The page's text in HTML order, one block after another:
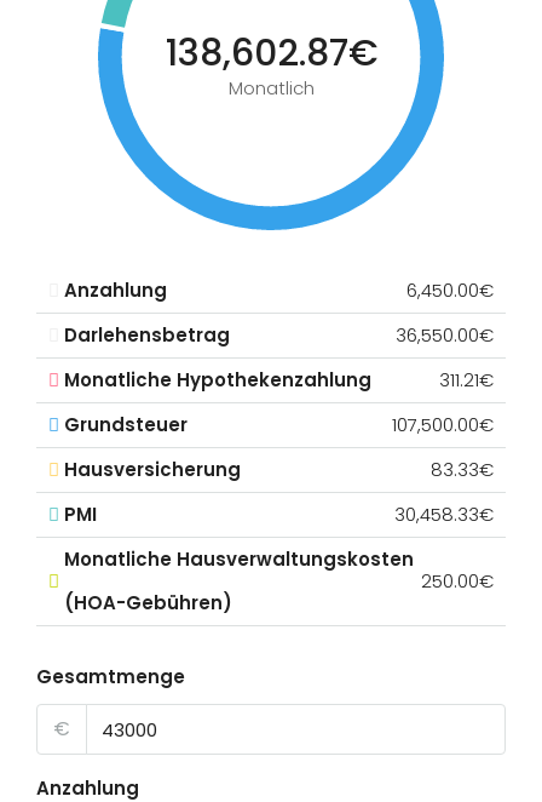
138,602.87€
Monatlich
Anzahlung
6,450.00€
Darlehensbetrag
36,550.00€
Monatliche Hypothekenzahlung
311.21€
Grundsteuer
107,500.00€
Hausversicherung
83.33€
PMI
30,458.33€
Monatliche Hausverwaltungskosten
(HOA-Gebühren)
250.00€
Gesamtmenge
€
Anzahlung